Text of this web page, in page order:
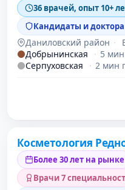
36 врачей, опыт 10+
Кандидаты и
Даниловский район ·
Добрынинская
· 5
Серпуховская
· 2 мин
Косметология
Более 30 лет на рынке
Врачи 7